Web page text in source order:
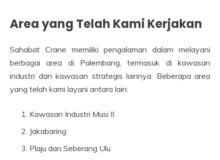
Area yang Telah Kami Kerjakan
Sahabat Crane memiliki pengalaman dalam melayani
berbagai area di Palembang, termasuk di kawasan
industri dan kawasan strategis lainnya. Beberapa area
yang telah kami layani antara lain:
Kawasan Industri Musi II
Jakabaring
Plaju dan Seberang Ulu